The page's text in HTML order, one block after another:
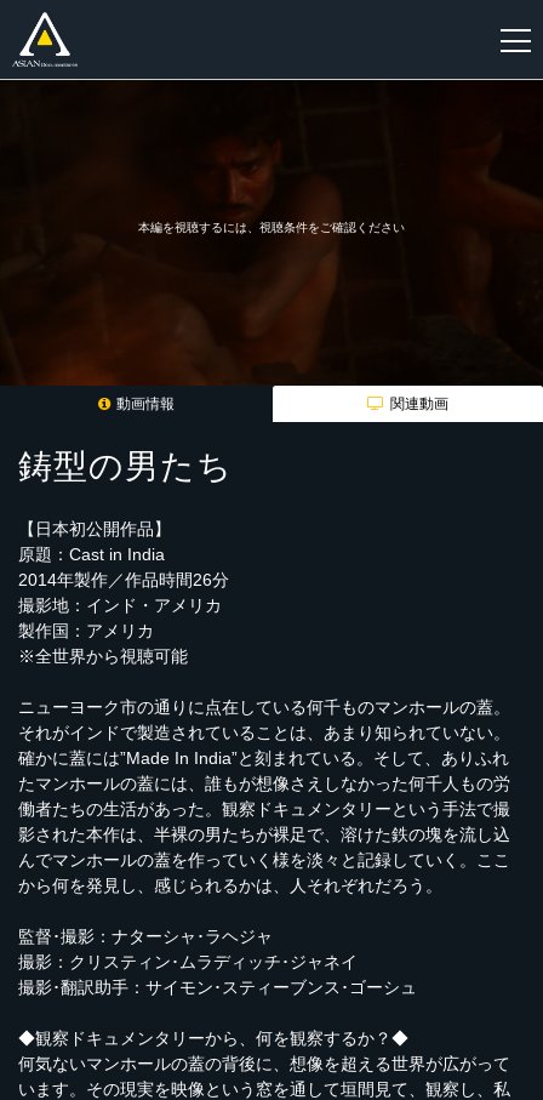
録
本編を視聴するには、視聴条件をご確認ください
動画情報 関連動画
鋳型の男たち
【日本初公開作品】
原題：Cast in India
2014年製作／作品時間26分
撮影地：インド・アメリカ
製作国：アメリカ
※全世界から視聴可能
ニューヨーク市の通りに点在している何千ものマンホールの蓋。
それがインドで製造されていることは、あまり知られていない。
確かに蓋には”Made In India”と刻まれている。そして、ありふれ
たマンホールの蓋には、誰もが想像さえしなかった何千人もの労
働者たちの生活があった。観察ドキュメンタリーという手法で撮
影された本作は、半裸の男たちが裸足で、溶けた鉄の塊を流し込
んでマンホールの蓋を作っていく様を淡々と記録していく。ここ
から何を発見し、感じられるかは、人それぞれだろう。
監督･撮影：ナターシャ･ラヘジャ
撮影：クリスティン･ムラディッチ･ジャネイ
撮影･翻訳助手：サイモン･スティーブンス･ゴーシュ
◆観察ドキュメンタリーから、何を観察するか？◆
何気ないマンホールの蓋の背後に、想像を超える世界が広がって
います。その現実を映像という窓を通して垣間見て、観察し、私